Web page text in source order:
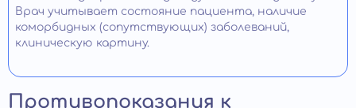
Врач учитывает состояние пациента, наличие
коморбидных (сопутствующих) заболеваний,
клиническую картину.
Противопоказания к